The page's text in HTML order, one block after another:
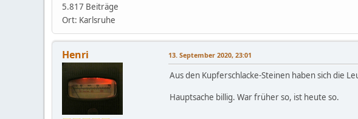
5.817 Beiträge
Ort: Karlsruhe
Henri 13. September 2020, 23:01
Aus den Kupferschlacke-Steinen haben sich die
Hauptsache billig. War früher so, ist heute so.